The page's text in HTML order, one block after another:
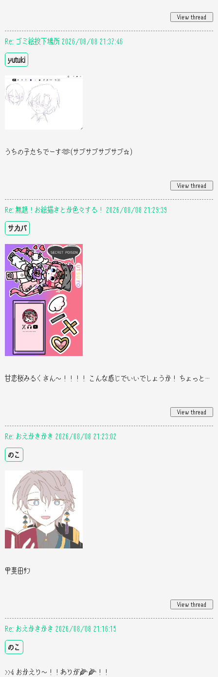
Re: ゴミ絵投下場所 2026/08/08 21:37:46
yutuki
うちの子たちでーす🫶(サブサブサブサブ☆)
Re: 無題！お絵描きとか色々する！ 2026/08/08 21:29:39
サカバ
甘恋桜みるくさん〜！！！！ こんな感じでいいでしょうか！ ちょっと変になちゃったんですけど､､ ごめんなさい！ やっぱり人間
Re: おえかきかき 2026/08/08 21:23:02
のこ
甲斐田ｻﾝ
Re: おえかきかき 2026/08/08 21:16:15
のこ
>>4 おかえり〜！！ありが🌽🌽！！